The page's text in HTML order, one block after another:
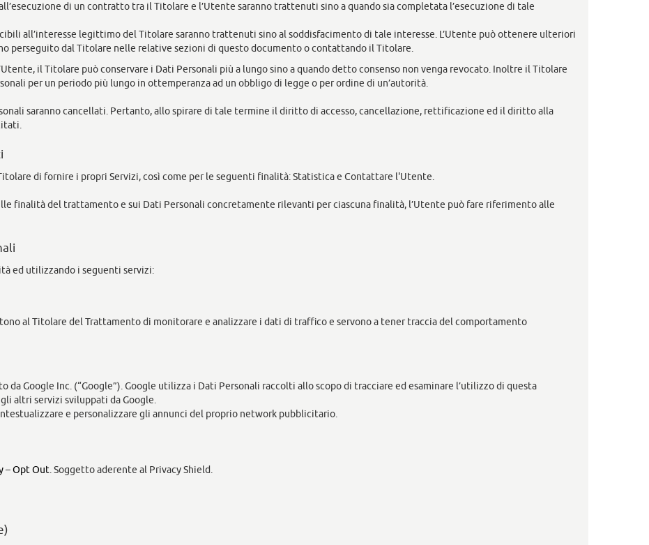
di un contratto tra il Titolare e l’Utente saranno trattenuti sino a quando sia completata l’esecuzione di tale
all’interesse legittimo del Titolare saranno trattenuti sino al soddisfacimento di tale interesse. L’Utente può ottenere ulteriori
perseguito dal Titolare nelle relative sezioni di questo documento o contattando il Titolare.
il Titolare può conservare i Dati Personali più a lungo sino a quando detto consenso non venga revocato. Inoltre il Titolare
per un periodo più lungo in ottemperanza ad un obbligo di legge o per ordine di un’autorità.
saranno cancellati. Pertanto, allo spirare di tale termine il diritto di accesso, cancellazione, rettificazione ed il diritto alla
di fornire i propri Servizi, così come per le seguenti finalità: Statistica e Contattare l'Utente.
finalità del trattamento e sui Dati Personali concretamente rilevanti per ciascuna finalità, l’Utente può fare riferimento alle
ed utilizzando i seguenti servizi:
al Titolare del Trattamento di monitorare e analizzare i dati di traffico e servono a tener traccia del comportamento
da Google Inc. (“Google”). Google utilizza i Dati Personali raccolti allo scopo di tracciare ed esaminare l’utilizzo di questa
altri servizi sviluppati da Google.
e personalizzare gli annunci del proprio network pubblicitario.
–Opt Out . Soggetto aderente al Privacy Shield.